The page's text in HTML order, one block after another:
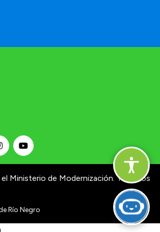
Ministerio de Modernización. Términos
Río Negro